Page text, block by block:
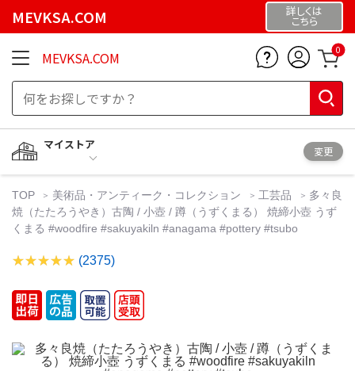
MEVKSA.COM 詳しくは
こちら
MEVKSA.COM 0
マイストア
変更
TOP 美術品・アンティーク・コレクション 工芸品
多々良
焼（たたろうやき）古陶 / 小壺 / 蹲（うずくまる） 焼締小壺 うず
くまる #woodfire #sakuyakiln #anagama #pottery #tsubo
(2375)